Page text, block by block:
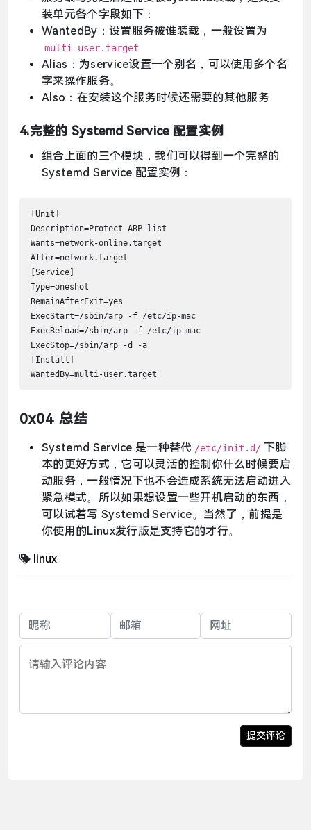
装单元各个字段如下：
WantedBy：设置服务被谁装载，一般设置为
multi-user.target
Alias：为service设置一个别名，可以使用多个名
字来操作服务。
Also：在安装这个服务时候还需要的其他服务
4.完整的 Systemd Service 配置实例
组合上面的三个模块，我们可以得到一个完整的
Systemd Service 配置实例：
[Unit]
Description=Protect ARP list
Wants=network-online.target
After=network.target
[Service]
Type=oneshot
RemainAfterExit=yes
ExecStart=/sbin/arp -f /etc/ip-mac
ExecReload=/sbin/arp -f /etc/ip-mac
ExecStop=/sbin/arp -d -a
[Install]
WantedBy=multi-user.target
0x04 总结
Systemd Service 是一种替代 /etc/init.d/ 下脚
本的更好方式，它可以灵活的控制你什么时候要启
动服务，一般情况下也不会造成系统无法启动进入
紧急模式。所以如果想设置一些开机启动的东西，
可以试着写 Systemd Service。当然了，前提是
你使用的Linux发行版是支持它的才行。
linux
请输入评论内容
提交评论